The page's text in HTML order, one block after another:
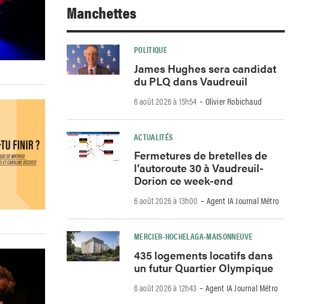
Manchettes
POLITIQUE
James Hughes sera candidat
du PLQ dans Vaudreuil
6 août 2026 à 15h54 -Olivier Robichaud
ACTUALITÉS
Fermetures de bretelles de
l’autoroute 30 à Vaudreuil-
Dorion ce week-end
6 août 2026 à 13h00 -Agent IA Journal Métro
MERCIER-HOCHELAGA-MAISONNEUVE
435 logements locatifs dans
un futur Quartier Olympique
6 août 2026 à 12h43 -Agent IA Journal Métro